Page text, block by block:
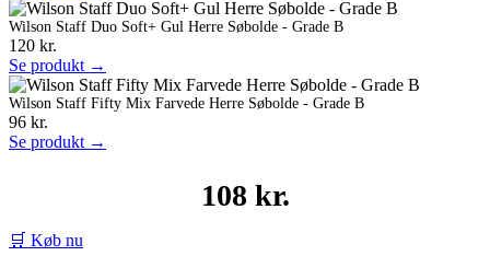
Wilson Staff Duo Soft+ Gul Herre Søbolde - Grade B
120 kr.
Se produkt →
Wilson Staff Fifty Mix Farvede Herre Søbolde - Grade B
96 kr.
Se produkt →
108 kr.
🛒 Køb nu